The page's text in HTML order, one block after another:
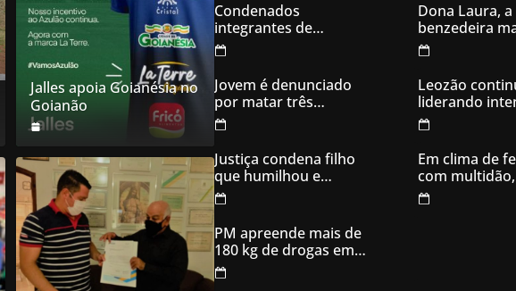
Jalles apoia Goianésia no
Goianão
Condenados
integrantes de
organização
criminosa acusados
de explodir caixas
eletrônicos
Jovem é denunciado
por matar três
filhotes de cachorro e
usar sangue para
ameaçar os donos,
em Aparecida de
Goiânia
Justiça condena filho
que humilhou e
ameaçou mãe idosa;
da prisão à sentença
condenatória foram
apenas 21 dias
PM apreende mais de
180 kg de drogas em
Goiás
Dona Laura, a
benzedeira
famosa de
Leozão
liderando
votos em
Em clima de
com
inaugura
campanha